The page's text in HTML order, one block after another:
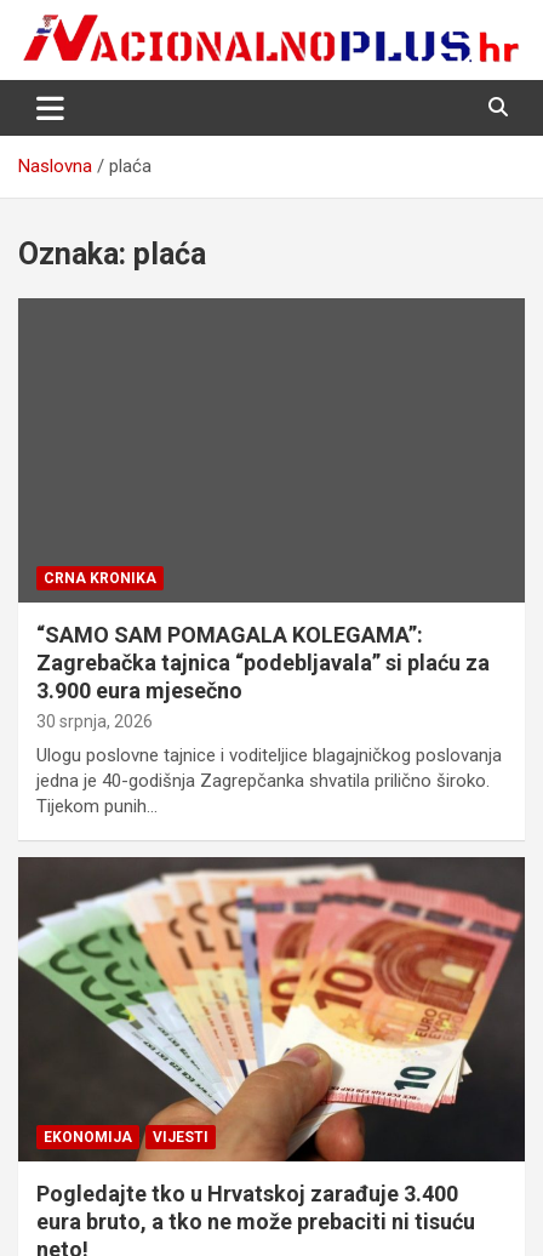
content
NacionalnoPlus.hr
Nacija želi znati više
Naslovna plaća
Oznaka: plaća
CRNA KRONIKA
“SAMO SAM POMAGALA KOLEGAMA”:
Zagrebačka tajnica “podebljavala” si plaću za
3.900 eura mjesečno
30 srpnja, 2026
Ulogu poslovne tajnice i voditeljice blagajničkog poslovanja
jedna je 40-godišnja Zagrepčanka shvatila prilično široko.
Tijekom punih…
EKONOMIJA VIJESTI
Pogledajte tko u Hrvatskoj zarađuje 3.400
eura bruto, a tko ne može prebaciti ni tisuću
neto!